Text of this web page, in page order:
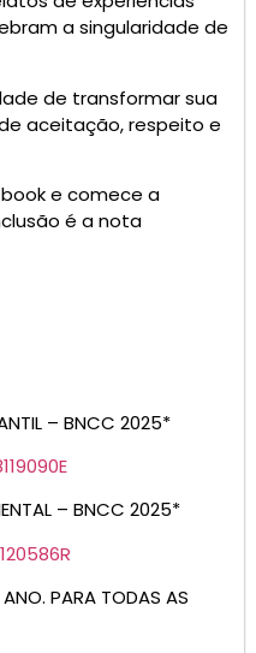
a singularidade de
de transformar sua
aceitação, respeito e
e comece a
é a nota
– BNCC 2025*
– BNCC 2025*
PARA TODAS AS